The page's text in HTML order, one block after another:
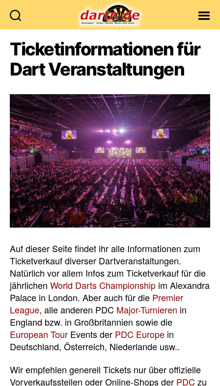
Ticketinformationen für
Dart Veranstaltungen
Auf dieser Seite findet ihr alle Informationen zum
Ticketverkauf diverser Dartveranstaltungen.
Natürlich vor allem Infos zum Ticketverkauf für die
jährlichen World Darts Championship im Alexandra
Palace in London. Aber auch für die Premier
League, alle anderen PDC Major-Turnieren in
England bzw. in Großbritannien sowie die
European Tour Events der PDC Europe in
Deutschland, Österreich, Niederlande usw..
Wir empfehlen generell Tickets nur über offizielle
Vorverkaufsstellen oder Online-Shops der PDC zu